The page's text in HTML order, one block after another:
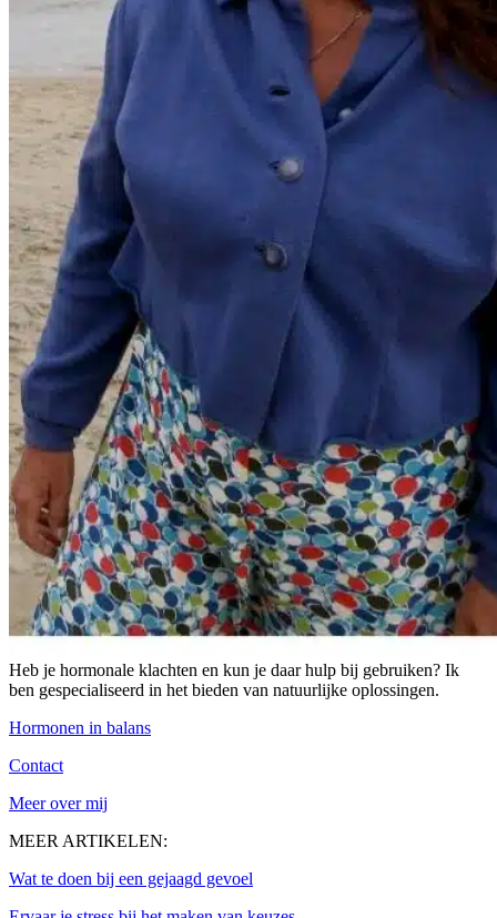
Heb je hormonale klachten en kun je daar hulp bij gebruiken? Ik
ben gespecialiseerd in het bieden van natuurlijke oplossingen.
Hormonen in balans
Contact
Meer over mij
MEER ARTIKELEN:
Wat te doen bij een gejaagd gevoel